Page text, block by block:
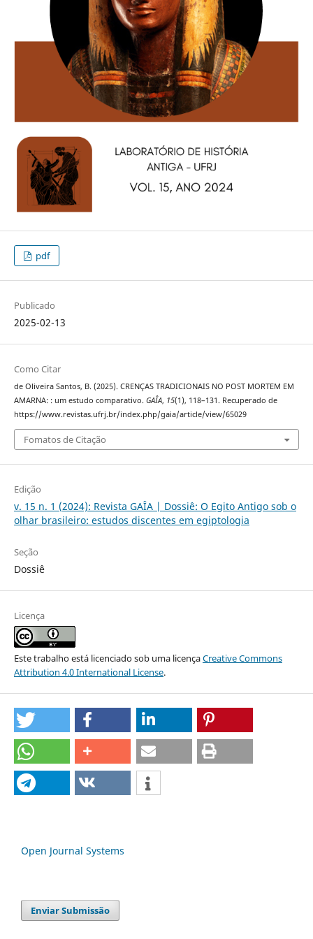
pdf
Publicado
2025-02-13
Como Citar
de Oliveira Santos, B. (2025). CRENÇAS TRADICIONAIS NO POST MORTEM EM
AMARNA: : um estudo comparativo. GAÎA, 15(1), 118–131. Recuperado de
https://www.revistas.ufrj.br/index.php/gaia/article/view/65029
Fomatos de Citação
Edição
v. 15 n. 1 (2024): Revista GAÎA | Dossiê: O Egito Antigo sob o
olhar brasileiro: estudos discentes em egiptologia
Seção
Dossiê
Licença
Este trabalho está licenciado sob uma licençaCreative Commons
Attribution 4.0 International License.
Open Journal Systems
Enviar Submissão